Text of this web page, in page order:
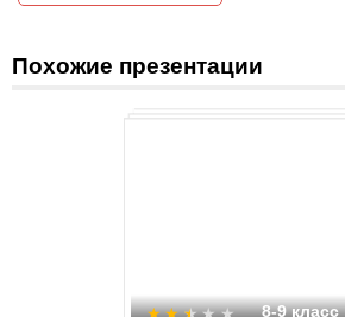
Похожие презентации
8-9 класс